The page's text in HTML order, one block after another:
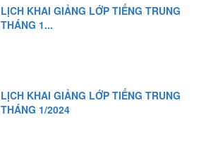
LỊCH KHAI GIẢNG LỚP TIẾNG TRUNG
THÁNG 1...
LỊCH KHAI GIẢNG LỚP TIẾNG TRUNG
THÁNG 1/2024